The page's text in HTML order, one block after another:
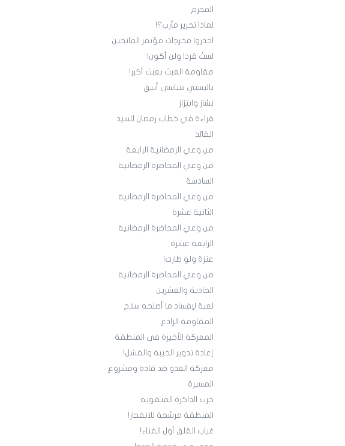
المجرم
لماذا تحرير مأرب؟!
احذروا مخرجات مؤتمر المانحين
لستُ قردا ولن أكون!
مقاومة العبث بعبث أكبر!
باليستي سياسي أنيق
نشاز وابتزاز
قراءة في خطاب رمضان للسيد
القائد
من وعي الرمضانية الرابعة
من وعي المحاضرة الرمضانية
السادسة
من وعي المحاضرة الرمضانية
الثانية عشرة
من وعي المحاضرة الرمضانية
الرابعة عشرة
عنزة ولو طارت!
من وعي المحاضرة الرمضانية
الحادية والعشرين
لعبة لإفساد ما أصلحه سلاح
المقاومة الرادع
المعركة الأخيرة في المنطقة
إعادة تدوير الخيبة والفشل!
معركة العدو ضد قادة ومشروع
المسيرة
حرب الذاكرة المثقوبة
المنطقة مرشحة للانفجار!
غياب القلق أول الفناء!